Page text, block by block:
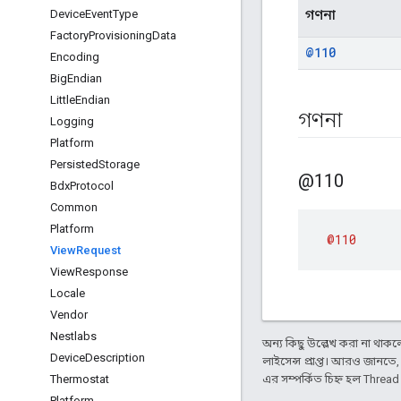
DeviceEventType
FactoryProvisioningData
Encoding
BigEndian
LittleEndian
Logging
Platform
PersistedStorage
BdxProtocol
Common
Platform
ViewRequest
ViewResponse
Locale
Vendor
Nestlabs
DeviceDescription
Thermostat
গণনা
@110
গণনা
@110
@110
অন্য কিছু উল্লেখ করা না
লাইসেন্স প্রাপ্ত। আরও জানতে,
এর সম্পর্কিত চিহ্ন হল